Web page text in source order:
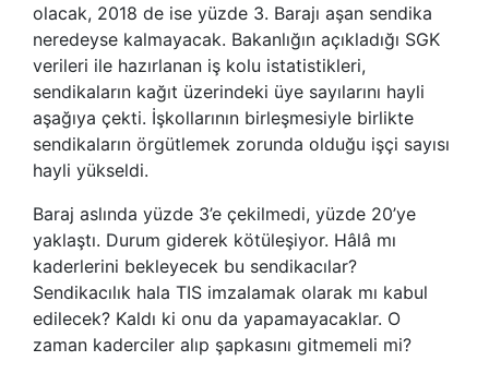
olacak, 2018 de ise yüzde 3. Barajı aşan sendika
neredeyse kalmayacak. Bakanlığın açıkladığı SGK
verileri ile hazırlanan iş kolu istatistikleri,
sendikaların kağıt üzerindeki üye sayılarını hayli
aşağıya çekti. İşkollarının birleşmesiyle birlikte
sendikaların örgütlemek zorunda olduğu işçi sayısı
hayli yükseldi.
Baraj aslında yüzde 3’e çekilmedi, yüzde 20’ye
yaklaştı. Durum giderek kötüleşiyor. Hâlâ mı
kaderlerini bekleyecek bu sendikacılar?
Sendikacılık hala TIS imzalamak olarak mı kabul
edilecek? Kaldı ki onu da yapamayacaklar. O
zaman kaderciler alıp şapkasını gitmemeli mi?